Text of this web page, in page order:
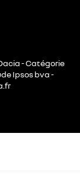
- Catégorie
Ipsos bva -